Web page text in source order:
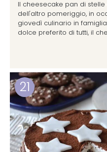
Il cheesecake pan di
dell'altro pomeriggio, in
giovedì culinario in
dolce preferito di tutti, il
21